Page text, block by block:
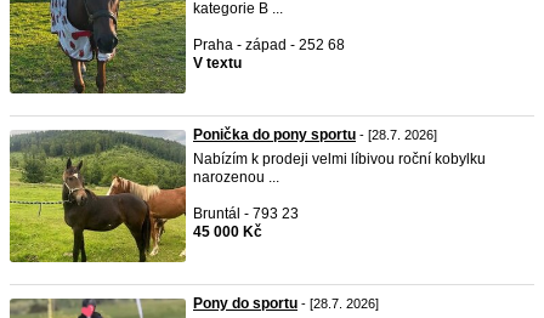
kategorie B ...
Praha - západ - 252 68
V textu
Ponička do pony sportu - [28.7. 2026]
Nabízím k prodeji velmi líbivou roční kobylku
narozenou ...
Bruntál - 793 23
45 000 Kč
Pony do sportu - [28.7. 2026]